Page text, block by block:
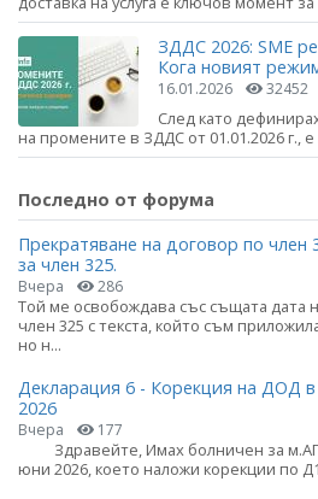
ЗДДС 2026: SME
Кога новият
16.01.2026 32452
След като
на промените в ЗДДС от 01.01.2026 г.,
Последно от форума
Прекратяване на договор по член
за член 325.
Вчера 286
Той ме освобождава със същата дата
член 325 с текста, който съм
но н...
Декларация 6 - Корекция на ДОД
2026
Вчера 177
Здравейте, Имах болничен за
юни 2026, което наложи корекции по